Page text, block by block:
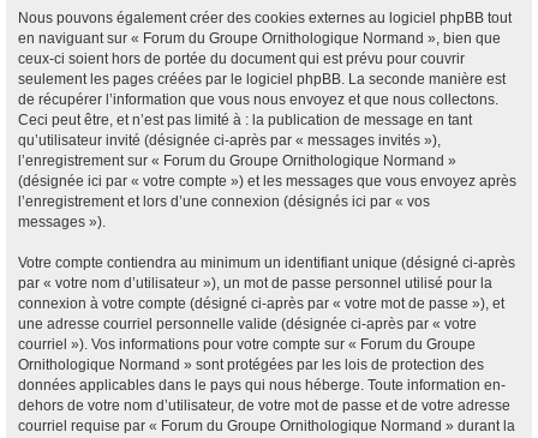
Nous pouvons également créer des cookies externes au logiciel phpBB tout
en naviguant sur « Forum du Groupe Ornithologique Normand », bien que
ceux-ci soient hors de portée du document qui est prévu pour couvrir
seulement les pages créées par le logiciel phpBB. La seconde manière est
de récupérer l’information que vous nous envoyez et que nous collectons.
Ceci peut être, et n’est pas limité à : la publication de message en tant
qu’utilisateur invité (désignée ci-après par « messages invités »),
l’enregistrement sur « Forum du Groupe Ornithologique Normand »
(désignée ici par « votre compte ») et les messages que vous envoyez après
l’enregistrement et lors d’une connexion (désignés ici par « vos
messages »).
Votre compte contiendra au minimum un identifiant unique (désigné ci-après
par « votre nom d’utilisateur »), un mot de passe personnel utilisé pour la
connexion à votre compte (désigné ci-après par « votre mot de passe »), et
une adresse courriel personnelle valide (désignée ci-après par « votre
courriel »). Vos informations pour votre compte sur « Forum du Groupe
Ornithologique Normand » sont protégées par les lois de protection des
données applicables dans le pays qui nous héberge. Toute information en-
dehors de votre nom d’utilisateur, de votre mot de passe et de votre adresse
courriel requise par « Forum du Groupe Ornithologique Normand » durant la